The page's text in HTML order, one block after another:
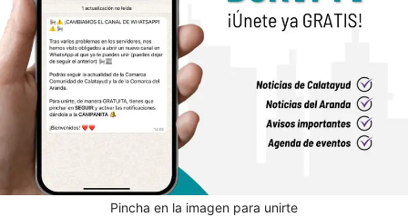
Pincha en la imagen para unirte